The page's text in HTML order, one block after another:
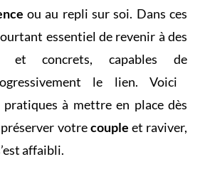
ou au repli sur soi. Dans ces
essentiel de revenir à des
et concrets, capables de
le lien. Voici
à mettre en place dès
votrecouple et raviver,
affaibli.